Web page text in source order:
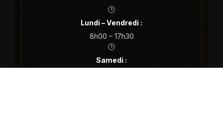
🕒
Lundi – Vendredi :
8h00 – 17h30
🕒
Samedi :